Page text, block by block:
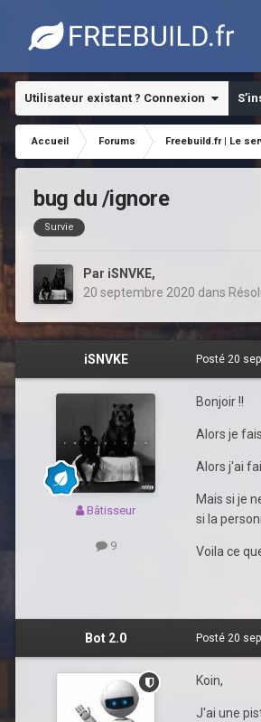
Utilisateur existant ? Connexion
Accueil Forums Freebuild.fr | Le
bug du /ignore
Survie
Par iSNVKE,
20 septembre 2020 dans
iSNVKE
Bâtisseur
9
Posté 20
Bonjoir !!
Alors je
Alors j'ai
Mais si je
si la
Voila ce
Bot 2.0 Posté 20
Koin,
J'ai une